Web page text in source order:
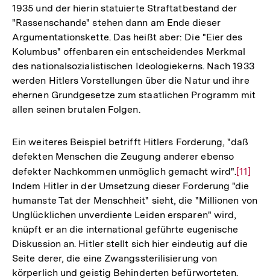
1935 und der hierin statuierte Straftatbestand der
"Rassenschande" stehen dann am Ende dieser
Argumentationskette. Das heißt aber: Die "Eier des
Kolumbus" offenbaren ein entscheidendes Merkmal
des nationalsozialistischen Ideologiekerns. Nach 1933
werden Hitlers Vorstellungen über die Natur und ihre
ehernen Grundgesetze zum staatlichen Programm mit
allen seinen brutalen Folgen.
Ein weiteres Beispiel betrifft Hitlers Forderung, "daß
defekten Menschen die Zeugung anderer ebenso
defekter Nachkommen unmöglich gemacht wird".Zur
der
[11]
Indem Hitler in der Umsetzung dieser Forderung "die
humanste Tat der Menschheit" sieht, die "Millionen von
Unglücklichen unverdiente Leiden ersparen" wird,
knüpft er an die international geführte eugenische
Diskussion an. Hitler stellt sich hier eindeutig auf die
Seite derer, die eine Zwangssterilisierung von
körperlich und geistig Behinderten befürworteten.